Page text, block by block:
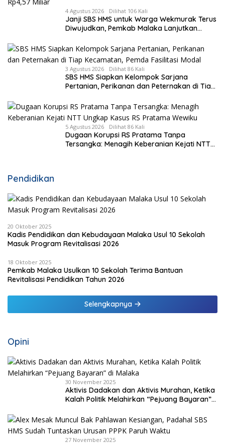
4 Agustus 2026 Dilihat 106 Kali
Janji SBS HMS untuk Warga Wekmurak Terus
Diwujudkan, Pemkab Malaka Lanjutkan
3 Agustus 2026 Dilihat 86 Kali
SBS HMS Siapkan Kelompok Sarjana
Pertanian, Perikanan dan Peternakan di Tiap
5 Agustus 2026 Dilihat 86 Kali
Dugaan Korupsi RS Pratama Tanpa
Tersangka: Menagih Keberanian Kejati NTT
Pendidikan
20 Oktober 2025
Kadis Pendidikan dan Kebudayaan Malaka Usul 10 Sekolah
Masuk Program Revitalisasi 2026
18 Oktober 2025
Pemkab Malaka Usulkan 10 Sekolah Terima Bantuan
Revitalisasi Pendidikan Tahun 2026
Selengkapnya
Opini
30 November 2025
Aktivis Dadakan dan Aktivis Murahan, Ketika
Kalah Politik Melahirkan “Pejuang Bayaran”
27 November 2025